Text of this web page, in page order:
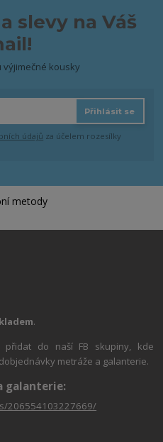
slevy na Váš
výjimečné kousky
Přihlásit se
údajů za účelem rozesílky
.
přidat do naší FB skupiny, kde
metráže a galanterie.
galanterie:
206554103227669/